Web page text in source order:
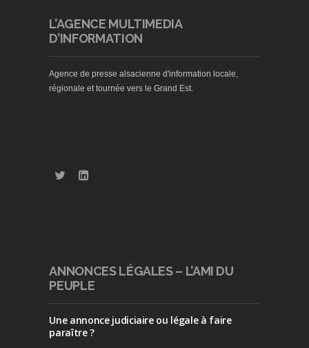
L’AGENCE MULTIMEDIA
D’INFORMATION
Agence de presse alsacienne d'information locale,
régionale et tournée vers le Grand Est.
ANNONCES LÉGALES – L’AMI DU
PEUPLE
Une annonce judiciaire ou légale à faire
paraître ?